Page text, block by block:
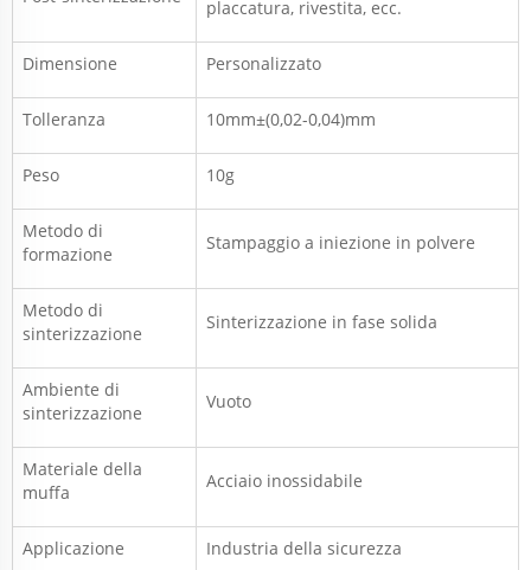
placcatura, rivestita, ecc.
Dimensione Personalizzato
Tolleranza 10mm±(0,02-0,04)mm
Peso 10g
Metodo di
formazione
Stampaggio a iniezione in polvere
Metodo di
sinterizzazione
Sinterizzazione in fase solida
Ambiente di
sinterizzazione
Vuoto
Materiale della
muffa
Acciaio inossidabile
Applicazione Industria della sicurezza